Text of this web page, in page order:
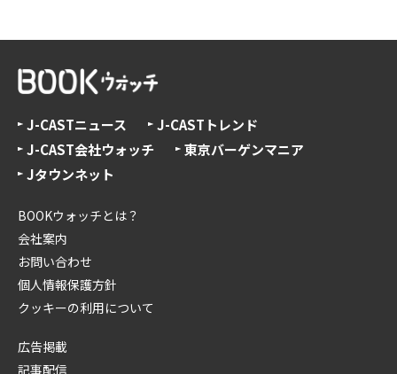
J-CASTニュース
J-CASTトレンド
J-CAST会社ウォッチ
東京バーゲンマニア
Jタウンネット
BOOKウォッチとは？
会社案内
お問い合わせ
個人情報保護方針
クッキーの利用について
広告掲載
記事配信